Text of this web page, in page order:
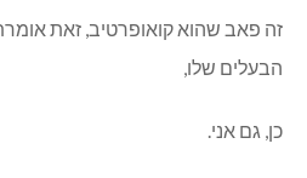
זה פאב שהוא קואופרטיב, זאת
הבעלים שלו,
כן, גם אני.